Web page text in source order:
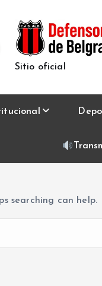
Sitio oficial
searching can help.